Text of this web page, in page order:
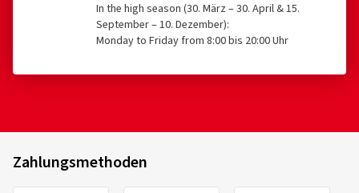
In the high season (30. März – 30. April & 15.
September – 10. Dezember):
Monday to Friday from 8:00 bis 20:00 Uhr
Zahlungsmethoden